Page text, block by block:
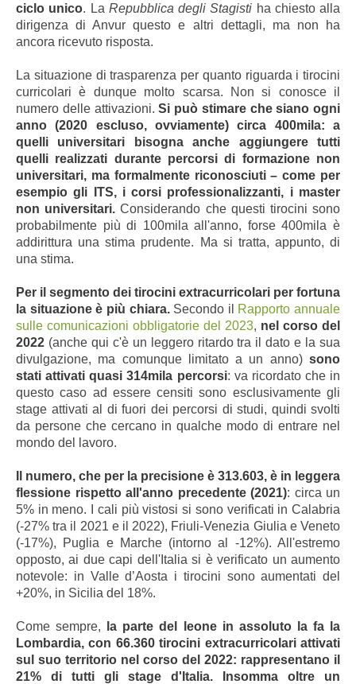
ciclo unico. La Repubblica degli Stagisti ha chiesto alla
dirigenza di Anvur questo e altri dettagli, ma non ha
ancora ricevuto risposta.
La situazione di trasparenza per quanto riguarda i tirocini
curricolari è dunque molto scarsa. Non si conosce il
numero delle attivazioni.Si può stimare che siano ogni
anno (2020 escluso, ovviamente) circa 400mila: a
quelli universitari bisogna anche aggiungere tutti
quelli realizzati durante percorsi di formazione non
universitari, ma formalmente riconosciuti – come per
esempio gli ITS, i corsi professionalizzanti, i master
non universitari. Considerando che questi tirocini sono
probabilmente più di 100mila all'anno, forse 400mila è
addirittura una stima prudente. Ma si tratta, appunto, di
una stima.
Per il segmento dei tirocini extracurricolari per fortuna
la situazione è più chiara.Secondo il Rapporto annuale
sulle comunicazioni obbligatorie del 2023, nel corso del
2022 (anche qui c'è un leggero ritardo tra il dato e la sua
divulgazione, ma comunque limitato a un anno)sono
stati attivati quasi 314mila percorsi: va ricordato che in
questo caso ad essere censiti sono esclusivamente gli
stage attivati al di fuori dei percorsi di studi, quindi svolti
da persone che cercano in qualche modo di entrare nel
mondo del lavoro.
Il numero, che per la precisione è 313.603, è in leggera
flessione rispetto all'anno precedente (2021): circa un
5% in meno. I cali più vistosi si sono verificati in Calabria
(-27% tra il 2021 e il 2022), Friuli-Venezia Giulia e Veneto
(-17%), Puglia e Marche (intorno al -12%). All'estremo
opposto, ai due capi dell'Italia si è verificato un aumento
notevole: in Valle d’Aosta i tirocini sono aumentati del
+20%, in Sicilia del 18%.
Come sempre, la parte del leone in assoluto la fa la
Lombardia, con 66.360 tirocini extracurricolari attivati
sul suo territorio nel corso del 2022: rappresentano il
21% di tutti gli stage d'Italia. Insomma oltre un